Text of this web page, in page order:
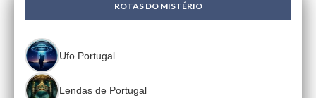
ROTAS DO MISTÉRIO
Ufo Portugal
Lendas de Portugal